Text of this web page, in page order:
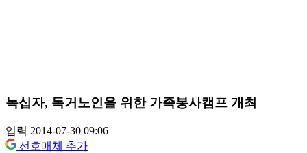
녹십자, 독거노인을 위한 가족봉사캠프 개최
입력 2014-07-30 09:06
선호매체 추가